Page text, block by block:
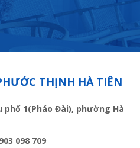
THỊNH HÀ TIÊN
phố 1(Pháo Đài), phường Hà
098 709